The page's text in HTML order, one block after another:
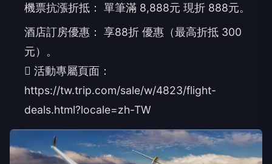
機票抗漲折抵： 單筆滿 8,888元 現折 888元。
酒店訂房優惠： 享88折 優惠（最高折抵 300
元）。
 活動專屬頁面：
https://tw.trip.com/sale/w/4823/flight-
deals.html?locale=zh-TW